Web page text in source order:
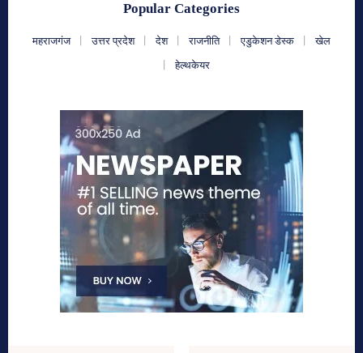
Popular Categories
महराजगंज उत्तर प्रदेश देश राजनीति एडुकेशन डेस्क
खेल
हेल्थकेयर